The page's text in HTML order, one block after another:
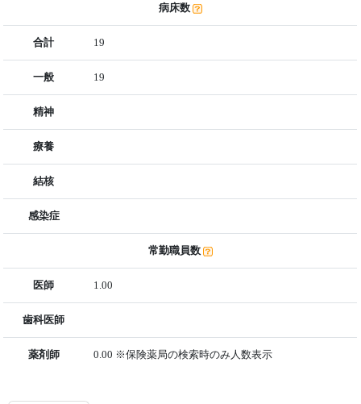
病床数
合計 19
一般 19
精神
療養
結核
感染症
常勤職員数
医師 1.00
歯科医師
薬剤師 0.00 ※保険薬局の検索時のみ人数表示